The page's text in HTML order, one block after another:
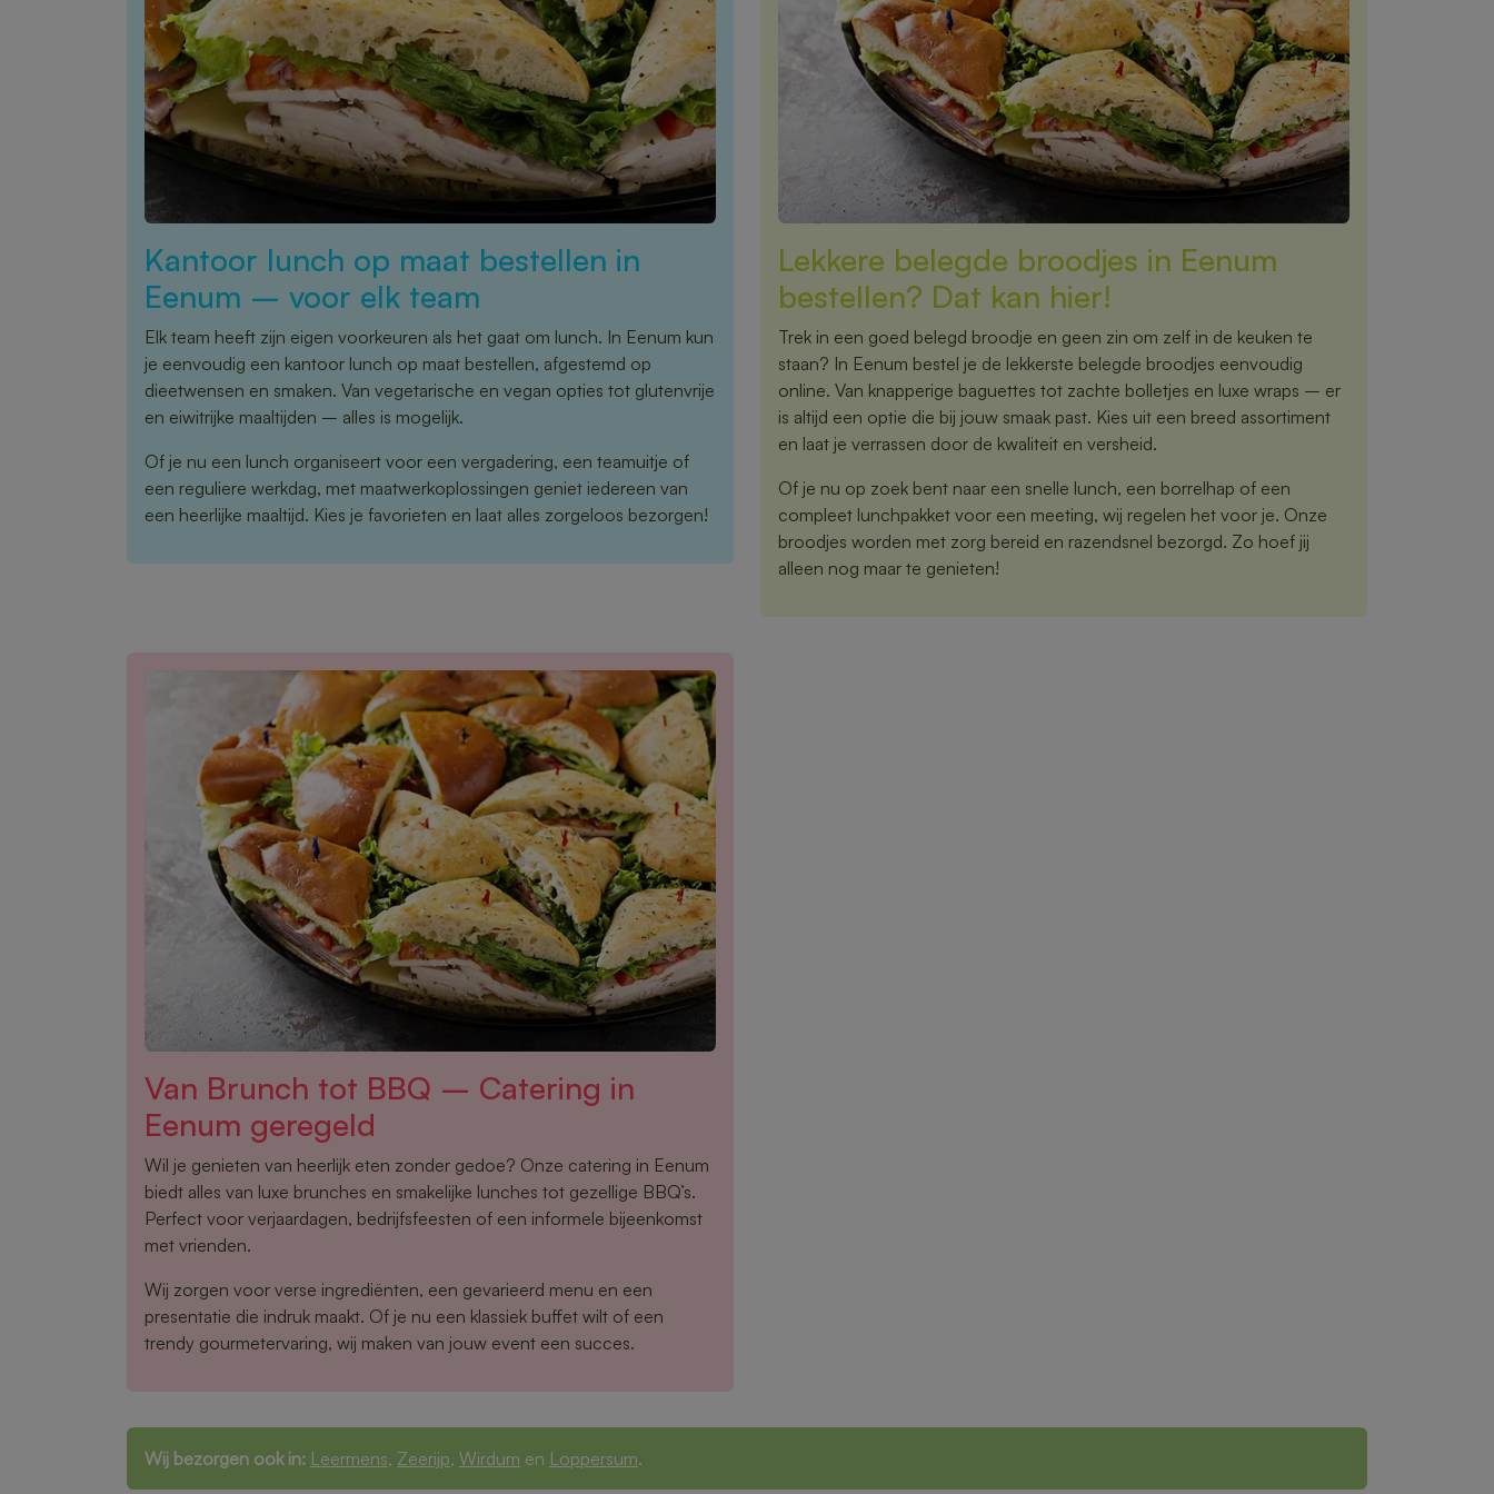
Kantoor lunch op maat bestellen in
Eenum – voor elk team
Elk team heeft zijn eigen voorkeuren als het gaat om lunch. In Eenum kun
je eenvoudig een kantoor lunch op maat bestellen, afgestemd op
dieetwensen en smaken. Van vegetarische en vegan opties tot glutenvrije
en eiwitrijke maaltijden – alles is mogelijk.
Of je nu een lunch organiseert voor een vergadering, een teamuitje of
een reguliere werkdag, met maatwerkoplossingen geniet iedereen van
een heerlijke maaltijd. Kies je favorieten en laat alles zorgeloos bezorgen!
Lekkere belegde broodjes in Eenum
bestellen? Dat kan hier!
Trek in een goed belegd broodje en geen zin om zelf in de keuken te
staan? In Eenum bestel je de lekkerste belegde broodjes eenvoudig
online. Van knapperige baguettes tot zachte bolletjes en luxe wraps – er
is altijd een optie die bij jouw smaak past. Kies uit een breed assortiment
en laat je verrassen door de kwaliteit en versheid.
Of je nu op zoek bent naar een snelle lunch, een borrelhap of een
compleet lunchpakket voor een meeting, wij regelen het voor je. Onze
broodjes worden met zorg bereid en razendsnel bezorgd. Zo hoef jij
alleen nog maar te genieten!
Van Brunch tot BBQ – Catering in
Eenum geregeld
Wil je genieten van heerlijk eten zonder gedoe? Onze catering in Eenum
biedt alles van luxe brunches en smakelijke lunches tot gezellige BBQ’s.
Perfect voor verjaardagen, bedrijfsfeesten of een informele bijeenkomst
met vrienden.
Wij zorgen voor verse ingrediënten, een gevarieerd menu en een
presentatie die indruk maakt. Of je nu een klassiek buffet wilt of een
trendy gourmetervaring, wij maken van jouw event een succes.
Wij bezorgen ook in: Leermens, Zeerijp, Wirdum en Loppersum.